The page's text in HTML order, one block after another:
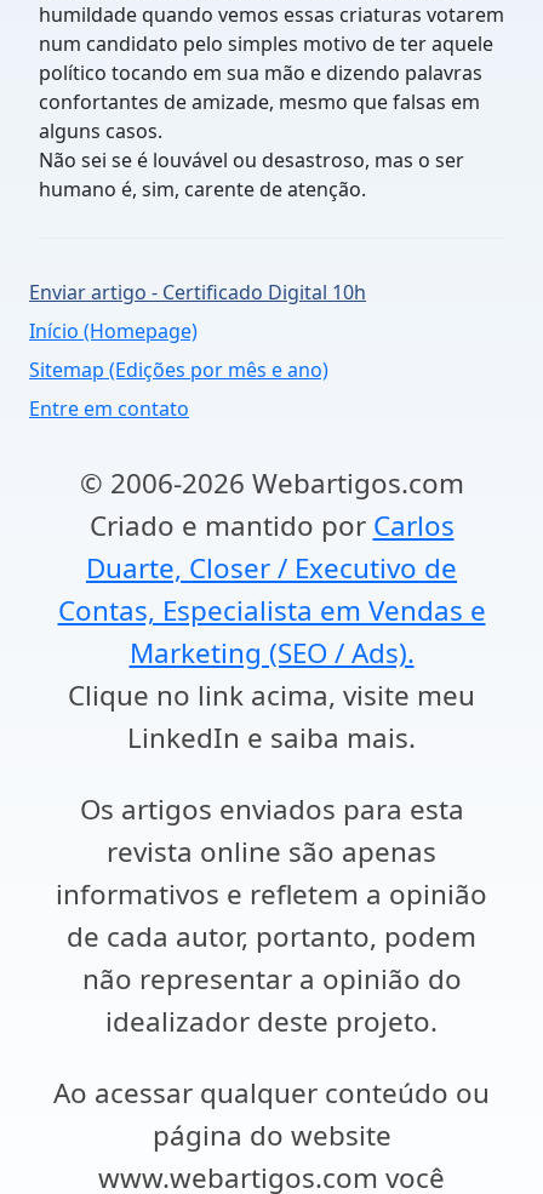
humildade quando vemos essas criaturas votarem
num candidato pelo simples motivo de ter aquele
político tocando em sua mão e dizendo palavras
confortantes de amizade, mesmo que falsas em
alguns casos.
Não sei se é louvável ou desastroso, mas o ser
humano é, sim, carente de atenção.
Enviar artigo - Certificado Digital 10h
Início (Homepage)
Sitemap (Edições por mês e ano)
Entre em contato
© 2006-2026 Webartigos.com
Criado e mantido por Carlos
Duarte, Closer / Executivo de
Contas, Especialista em Vendas e
Marketing (SEO / Ads).
Clique no link acima, visite meu
LinkedIn e saiba mais.
Os artigos enviados para esta
revista online são apenas
informativos e refletem a opinião
de cada autor, portanto, podem
não representar a opinião do
idealizador deste projeto.
Ao acessar qualquer conteúdo ou
página do website
www.webartigos.com você